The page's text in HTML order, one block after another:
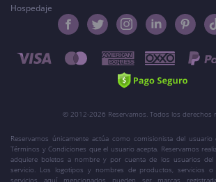
Hospedaje
© 2012-2026 Reservamos. Todos los derechos
Reservamos únicamente actúa como comisionista del
Términos y Condiciones que el usuario acepta. Reservamos
adquiere boletos a nombre y por cuenta de los usuarios
servicio. Los logotipos y nombres de productos, servicios o